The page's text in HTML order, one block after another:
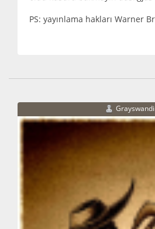
PS: yayınlama hakları Warner